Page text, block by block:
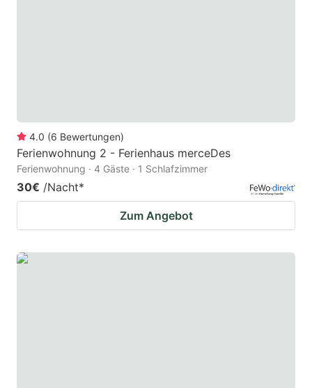
4.0 (6 Bewertungen)
Ferienwohnung 2 - Ferienhaus merceDes
Ferienwohnung · 4 Gäste · 1 Schlafzimmer
30€ /Nacht*
Zum Angebot